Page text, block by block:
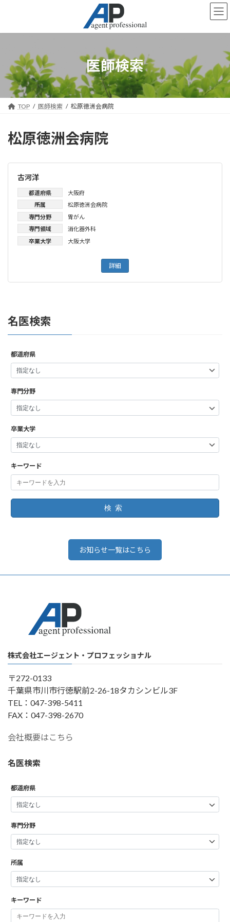
ン
キ
プ
ー
に
動
医師検索
TOP 医師検索 松原徳洲会病院
松原徳洲会病院
古河洋
都道府県
大阪府
所属
松原徳洲会病院
専門分野
胃がん
専門領域
消化器外科
卒業大学
大阪大学
詳細
名医検索
都道府県
専門分野
卒業大学
キーワード
検索
お知らせ一覧はこちら
株式会社エージェント・プロフェッショナル
〒272-0133
千葉県市川市行徳駅前2-26-18タカシンビル3F
TEL：047-398-5411
FAX：047-398-2670
会社概要はこちら
名医検索
都道府県
専門分野
所属
キーワード